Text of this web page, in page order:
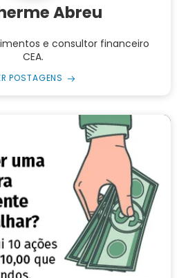
Abreu
e consultor financeiro
CEA.
POSTAGENS